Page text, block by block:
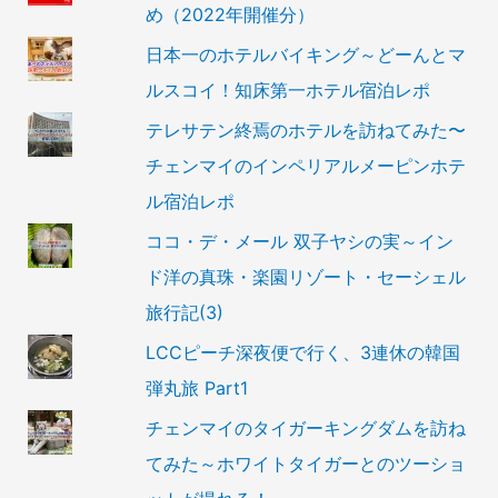
め（2022年開催分）
日本一のホテルバイキング～どーんとマ
ルスコイ！知床第一ホテル宿泊レポ
テレサテン終焉のホテルを訪ねてみた〜
チェンマイのインペリアルメーピンホテ
ル宿泊レポ
ココ・デ・メール 双子ヤシの実～イン
ド洋の真珠・楽園リゾート・セーシェル
旅行記(3)
LCCピーチ深夜便で行く、3連休の韓国
弾丸旅 Part1
チェンマイのタイガーキングダムを訪ね
てみた～ホワイトタイガーとのツーショ